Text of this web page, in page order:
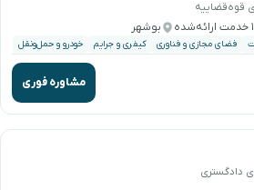
قوه‌قضاییه
بوشهر
فضای مجازی و فناوری کیفری و جرایم خودرو و حمل‌ونقل
مشاوره فوری
دادگستری